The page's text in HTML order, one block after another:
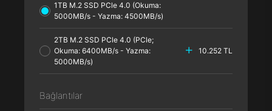
1TB M.2 SSD PCle 4.0 (Okuma:
5000MB/s - Yazma: 4500MB/s)
2TB M.2 SSD PCle 4.0 (PCle;
Okuma: 6400MB/s - Yazma:
5000MB/s)
10.252 TL
Bağlantılar